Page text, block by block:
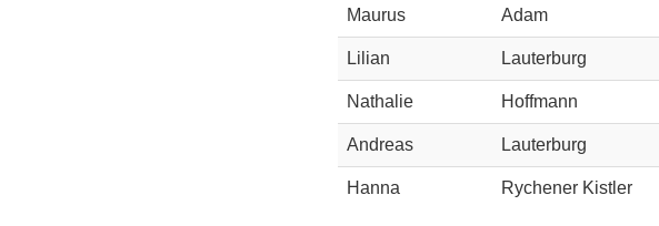
Maurus Adam
Lilian Lauterburg
Nathalie Hoffmann
Andreas Lauterburg
Hanna Rychener Kistler